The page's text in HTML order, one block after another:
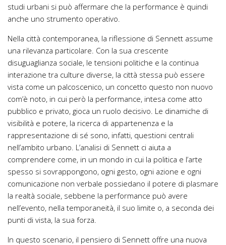
studi urbani si può affermare che la performance è quindi
anche uno strumento operativo.
Nella città contemporanea, la riflessione di Sennett assume
una rilevanza particolare. Con la sua crescente
disuguaglianza sociale, le tensioni politiche e la continua
interazione tra culture diverse, la città stessa può essere
vista come un palcoscenico, un concetto questo non nuovo
com’è noto, in cui però la performance, intesa come atto
pubblico e privato, gioca un ruolo decisivo. Le dinamiche di
visibilità e potere, la ricerca di appartenenza e la
rappresentazione di sé sono, infatti, questioni centrali
nell’ambito urbano. L’analisi di Sennett ci aiuta a
comprendere come, in un mondo in cui la politica e l’arte
spesso si sovrappongono, ogni gesto, ogni azione e ogni
comunicazione non verbale possiedano il potere di plasmare
la realtà sociale, sebbene la performance può avere
nell’evento, nella temporaneità, il suo limite o, a seconda dei
punti di vista, la sua forza.
In questo scenario, il pensiero di Sennett offre una nuova